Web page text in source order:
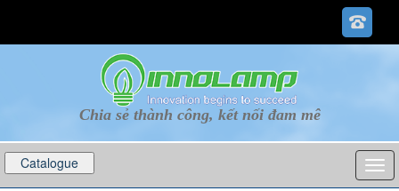
Chia sẻ thành công, kết nối đam mê
Catalogue p